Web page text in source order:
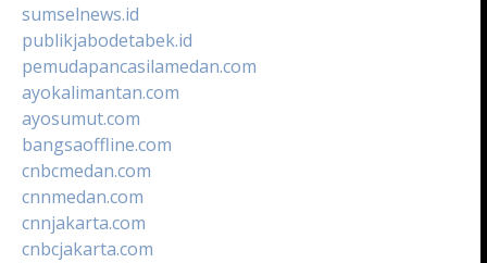
sumselnews.id
publikjabodetabek.id
pemudapancasilamedan.com
ayokalimantan.com
ayosumut.com
bangsaoffline.com
cnbcmedan.com
cnnmedan.com
cnnjakarta.com
cnbcjakarta.com